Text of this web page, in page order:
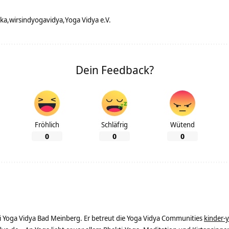
wirsindyogavidya Yoga Vidya e.V.
Dein Feedback?
Fröhlich
0
Schläfrig
0
Wütend
0
Vidya Bad Meinberg. Er betreut die Yoga Vidya Communities kinder-